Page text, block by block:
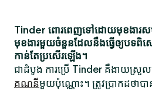
Tinder ពោរពេញទៅដោយមុខងារសប្
មុខងារមួយចំនួនដែលនឹងធ្វើឲ្យបទពិ
កាន់តែប្រសើរឡើង។
ជាដំបូង ការប្រើ Tinder គឺងាយស្រួលទ
គណនីមួយប៉ុណ្ណោះ។ ត្រូវប្រាកដថ